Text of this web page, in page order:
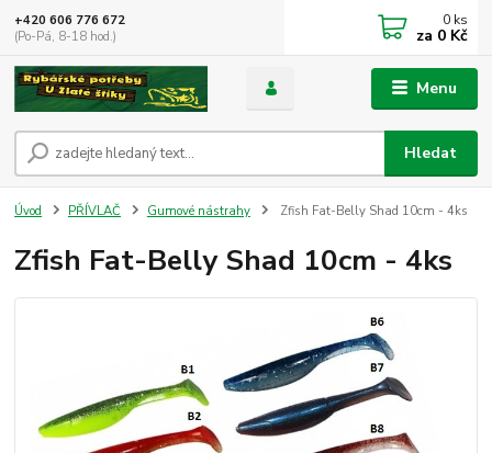
Menu
Hledat
+420 606 776 672
(Po-Pá, 8-18 hod.)
0 ks
za 0 Kč
Úvod PŘÍVLAČ Gumové nástrahy Zfish Fat-Belly Shad 10cm - 4ks
Zfish Fat-Belly Shad 10cm - 4ks